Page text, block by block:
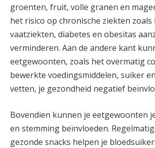
groenten, fruit, volle granen en
het risico op chronische ziekten zoals
vaatziekten, diabetes en obesitas
verminderen. Aan de andere kant
eetgewoonten, zoals het overmatig
bewerkte voedingsmiddelen, suiker
vetten, je gezondheid negatief
Bovendien kunnen je eetgewoonten
en stemming beïnvloeden.
gezonde snacks helpen je